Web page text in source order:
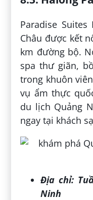
Paradise
Châu được kết
km đường bộ.
spa thư giãn,
trong khuôn
vụ ẩm thực
du lịch Quảng
ngay tại khách
Địa chỉ:
Ninh